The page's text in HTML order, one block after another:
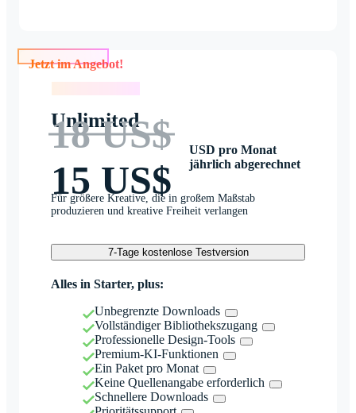
Jetzt im Angebot!
Unlimited
18 US$
15 US$
USD pro Monat
jährlich abgerechnet
Für größere Kreative, die in großem Maßstab
produzieren und kreative Freiheit verlangen
7-Tage kostenlose Testversion
Alles in Starter, plus:
Unbegrenzte Downloads
Vollständiger Bibliothekszugang
Professionelle Design-Tools
Premium-KI-Funktionen
Ein Paket pro Monat
Keine Quellenangabe erforderlich
Schnellere Downloads